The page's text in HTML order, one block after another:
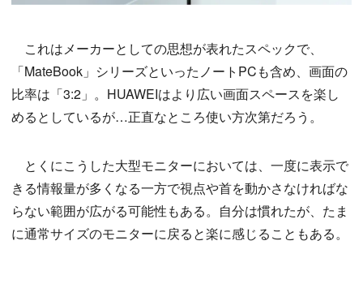
これはメーカーとしての思想が表れたスペックで、
「MateBook」シリーズといったノートPCも含め、画面の
比率は「3:2」。HUAWEIはより広い画面スペースを楽し
めるとしているが…正直なところ使い方次第だろう。
とくにこうした大型モニターにおいては、一度に表示で
きる情報量が多くなる一方で視点や首を動かさなければな
らない範囲が広がる可能性もある。自分は慣れたが、たま
に通常サイズのモニターに戻ると楽に感じることもある。